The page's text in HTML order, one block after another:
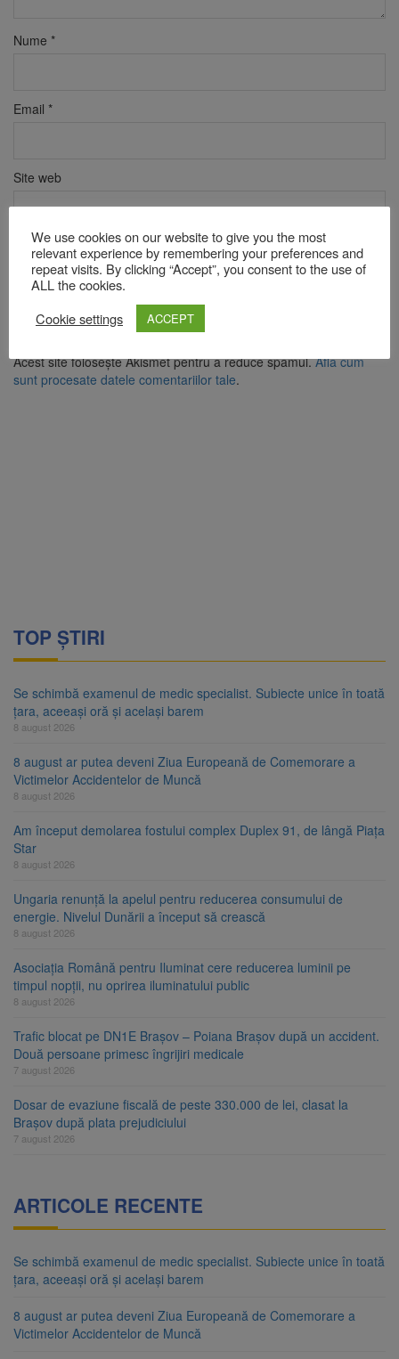
Nume *
Email *
Site web
Verificare anti-robot
Click pentru a începe verificarea
Acest site folosește Akismet pentru a reduce spamul.Află cum
sunt procesate datele comentariilor tale.
TOP ȘTIRI
Se schimbă examenul de medic specialist. Subiecte unice în toată
țara, aceeași oră și același barem
8 august 2026
8 august ar putea deveni Ziua Europeană de Comemorare a
Victimelor Accidentelor de Muncă
8 august 2026
Am început demolarea fostului complex Duplex 91, de lângă Piața
Star
8 august 2026
Ungaria renunță la apelul pentru reducerea consumului de
energie. Nivelul Dunării a început să crească
8 august 2026
Asociația Română pentru Iluminat cere reducerea luminii pe
timpul nopții, nu oprirea iluminatului public
8 august 2026
Trafic blocat pe DN1E Brașov – Poiana Brașov după un accident.
Două persoane primesc îngrijiri medicale
7 august 2026
Dosar de evaziune fiscală de peste 330.000 de lei, clasat la
Brașov după plata prejudiciului
7 august 2026
ARTICOLE RECENTE
Se schimbă examenul de medic specialist. Subiecte unice în toată
țara, aceeași oră și același barem
8 august ar putea deveni Ziua Europeană de Comemorare a
Victimelor Accidentelor de Muncă
We use cookies on our website to give you the most
relevant experience by remembering your preferences and
repeat visits. By clicking “Accept”, you consent to the use of
ALL the cookies.
Cookie settings
ACCEPT